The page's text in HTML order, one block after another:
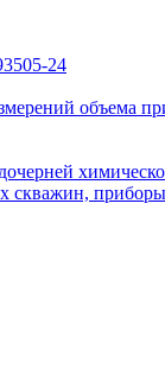
24
объема